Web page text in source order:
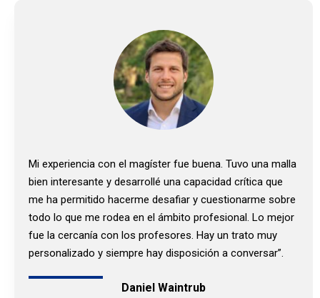
Mi experiencia con el magíster fue buena. Tuvo una malla
bien interesante y desarrollé una capacidad crítica que
me ha permitido hacerme desafiar y cuestionarme sobre
todo lo que me rodea en el ámbito profesional. Lo mejor
fue la cercanía con los profesores. Hay un trato muy
personalizado y siempre hay disposición a conversar”.
Daniel Waintrub